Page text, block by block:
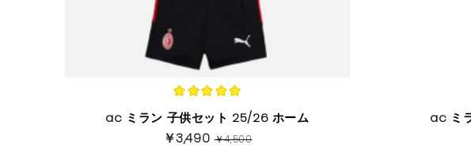
ac ミラン 子供セット 25/26 ホーム
￥3,490￥4,500
ac ミ